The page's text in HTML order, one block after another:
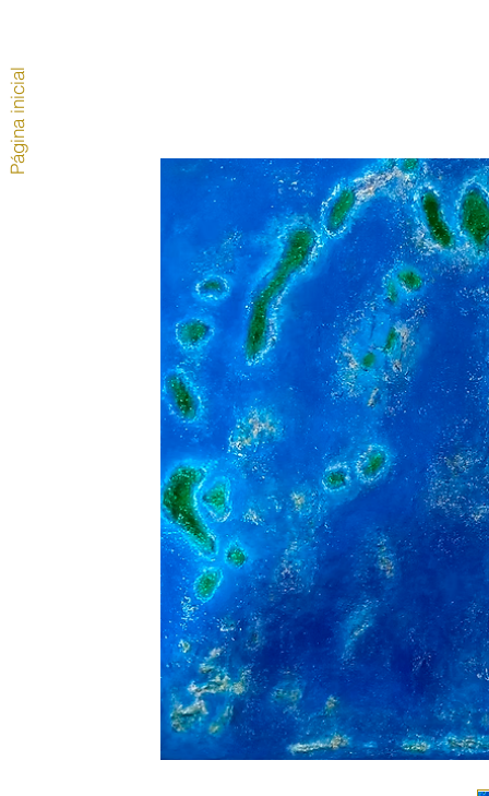
Página inicial